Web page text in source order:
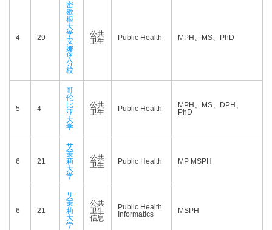
4 29
密
歇
根
大
学
安
娜
堡
分
校
公共
卫生
Public Health MPH、MS、PhD
5 4
哥
伦
比
亚
大
学
公共
卫生
Public Health
MPH、MS、DPH、
PhD
6 21
艾
茉
莉
大
学
公共
卫生
Public Health MP MSPH
6 21
艾
茉
莉
大
学
公共
卫生
信息
Public Health
Informatics
MSPH